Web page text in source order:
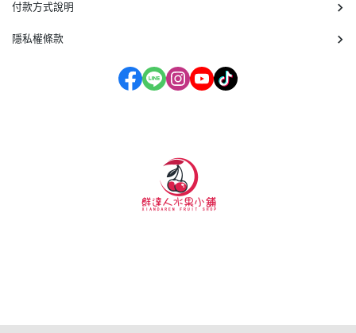
付款方式說明
隱私權條款